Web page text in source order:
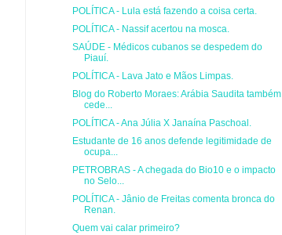
POLÍTICA - Lula está fazendo a coisa certa.
POLÍTICA - Nassif acertou na mosca.
SAÚDE - Médicos cubanos se despedem do
Piauí.
POLÍTICA - Lava Jato e Mãos Limpas.
Blog do Roberto Moraes: Arábia Saudita também
cede...
POLÍTICA - Ana Júlia X Janaína Paschoal.
Estudante de 16 anos defende legitimidade de
ocupa...
PETROBRAS - A chegada do Bio10 e o impacto
no Selo...
POLÍTICA - Jânio de Freitas comenta bronca do
Renan.
Quem vai calar primeiro?